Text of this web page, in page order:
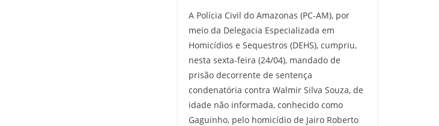
A Polícia Civil do Amazonas (PC-AM), por
meio da Delegacia Especializada em
Homicídios e Sequestros (DEHS), cumpriu,
nesta sexta-feira (24/04), mandado de
prisão decorrente de sentença
condenatória contra Walmir Silva Souza, de
idade não informada, conhecido como
Gaguinho, pelo homicídio de Jairo Roberto